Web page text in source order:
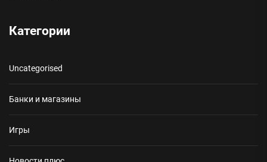
Категории
Uncategorised
Банки и магазины
Игры